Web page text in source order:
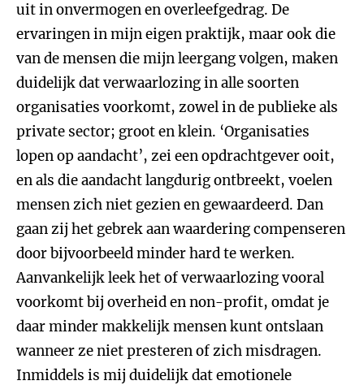
uit in onvermogen en overleefgedrag. De
ervaringen in mijn eigen praktijk, maar ook die
van de mensen die mijn leergang volgen, maken
duidelijk dat verwaarlozing in alle soorten
organisaties voorkomt, zowel in de publieke als
private sector; groot en klein. ‘Organisaties
lopen op aandacht’, zei een opdrachtgever ooit,
en als die aandacht langdurig ontbreekt, voelen
mensen zich niet gezien en gewaardeerd. Dan
gaan zij het gebrek aan waardering compenseren
door bijvoorbeeld minder hard te werken.
Aanvankelijk leek het of verwaarlozing vooral
voorkomt bij overheid en non-profit, omdat je
daar minder makkelijk mensen kunt ontslaan
wanneer ze niet presteren of zich misdragen.
Inmiddels is mij duidelijk dat emotionele